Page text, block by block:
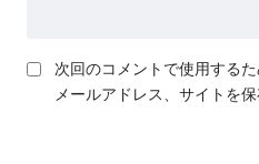
次回のコメントで使用する
メールアドレス、サイトを保